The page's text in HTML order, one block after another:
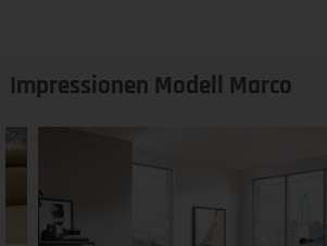
Impressionen Modell Marco